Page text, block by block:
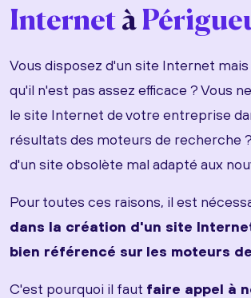
Internet à
Vous disposez d'un site Internet
qu'il n'est pas assez efficace ? Vous
le site Internet de votre entreprise
résultats des moteurs de recherche
d'un site obsolète mal adapté aux
Pour toutes ces raisons, il est
dans la création d'un site
bien référencé sur les moteurs
C'est pourquoi il faut faire appel à